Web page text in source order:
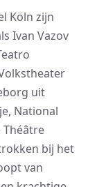
Köln zijn
Ivan Vazov
uit
National
Théâtre
bij het
van